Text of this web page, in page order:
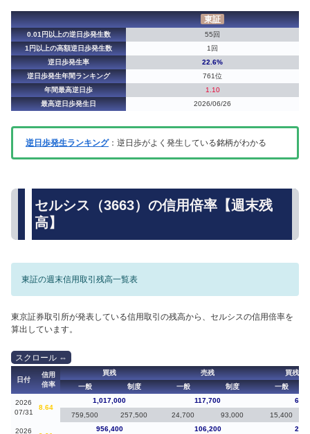
東証
0.01円以上の逆日歩発生数
55回
1円以上の高額逆日歩発生数
1回
逆日歩発生率
22.6%
逆日歩発生年間ランキング
761位
年間最高逆日歩
1.10
最高逆日歩発生日
2026/06/26
逆日歩発生ランキング：逆日歩がよく発生している銘柄がわかる
セルシス（3663）の信用倍率【週末残
高】
東証の週末信用取引残高一覧表
東京証券取引所が発表している信用取引の残高から、セルシスの信用倍率を
算出しています。
日付
信用
倍率
買残 売残
買残（
一般
制度 一般 制度 一般
2026
07/31
8.64
1,017,000 117,700
759,500
257,500 24,700 93,000 15,400
2026
956,400 106,200